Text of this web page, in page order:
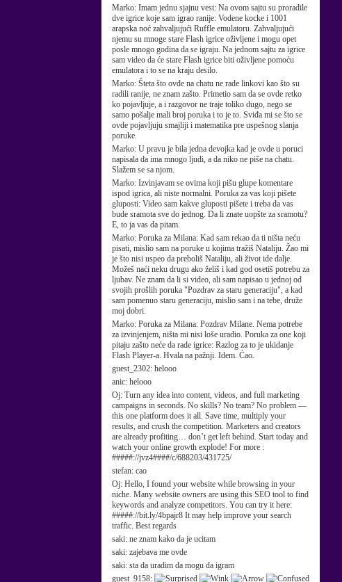
Marko: Imam jednu sjajnu vest: Na ovom sajtu su proradile
dve igrice koje sam igrao ranije: Vodene kocke i 1001
arapska noć zahvaljujući Ruffle emulatoru. Zahvaljujući
njemu su mnoge stare Flash igrice oživljene i mogu opet
posle mnogo godina da se igraju. Na jednom sajtu za igrice
sam video da će stare Flash igrice biti oživljene pomoću
emulatora i to se na kraju desilo.
Marko: Šteta što ovde na chatu ne rade linkovi kao što su
radili ranije, ne znam zašto. Primetio sam da se ovde retko
ko pojavljuje, a i razgovor ne traje toliko dugo, nego se
samo pošalje mali broj poruka i to je to. Sviđa mi se što se
ovde pojavljuju smajliji i matematika pre uspešnog slanja
poruke.
Marko: U pravu je bila jedna devojka kad je ovde u poruci
napisala da ima mnogo ljudi, a da niko ne piše na chatu.
Slažem se sa njom.
Marko: Izvinjavam se ovima koji pišu glupe komentare
ispod igrica, ali niste normalni. Poruka za vas koji pišete
gluposti: Video sam kakve gluposti pišete i treba da vas
bude sramota sve do jednog. Da li znate uopšte za sramotu?
E, to ja vas da pitam.
Marko: Poruka za Milana: Kad sam rekao da ti ništa neću
pisati, mislio sam na poruke u kojima tražiš Nataliju. Žao mi
je što nisi uspeo da preboliš Nataliju, ali život ide dalje.
Možeš naći neku drugu ako želiš i kad god osetiš potrebu za
ljubav. Ne znam da li si video, ali sam napisao u jednoj od
svojih prošlih poruka "Pozdrav za staru generaciju", a kad
sam pomenuo staru generaciju, mislio sam i na tebe, druže
moj dobri.
Marko: Poruka za Milana: Pozdrav Milane. Nema potrebe
za izvinjenjem, ništa mi nisi loše uradio. Poruka za one koji
pitaju zašto neće da rade igrice: Razlog za to je ukidanje
Flash Player-a. Hvala na pažnji. Idem. Ćao.
guest_2302: helooo
anic: helooo
Oj: Turn any idea into content, videos, and full marketing
campaigns in seconds. No skills? No team? No problem —
this one platform does it all. Save time, multiply your
results, and crush the competition. Marketers and creators
are already profiting… don’t get left behind. Start today and
watch your online growth explode! For more :
#####://jvz4####/c/688203/431725/
stefan: cao
Oj: Hello, I found your website while browsing in your
niche. Many website owners are using this SEO tool to find
keywords and analyze competitors. You can try it here:
#####://bit.ly/4bpajr8 It may help improve your search
traffic. Best regards
saki: ne znam kako da je ucitam
saki: zajebava me ovde
saki: sta da uradim da mogu da igram
guest_9158: